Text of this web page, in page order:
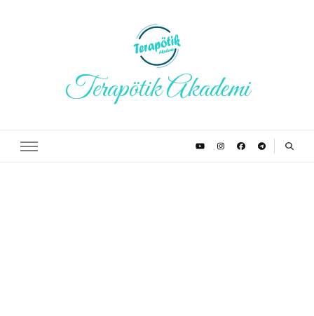
Terapötik Akademi